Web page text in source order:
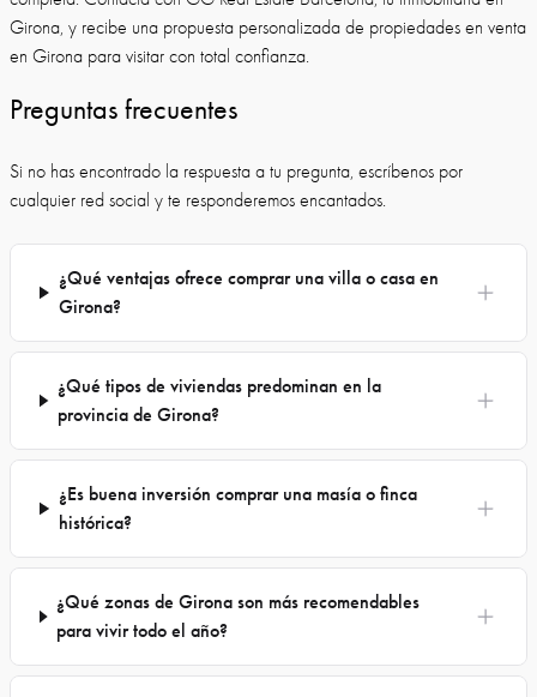
Girona, y recibe una propuesta personalizada de propiedades en venta
en Girona para visitar con total confianza.
Preguntas frecuentes
Si no has encontrado la respuesta a tu pregunta, escríbenos por
cualquier red social y te responderemos encantados.
¿Qué ventajas ofrece comprar una villa o casa en
Girona?
¿Qué tipos de viviendas predominan en la
provincia de Girona?
¿Es buena inversión comprar una masía o finca
histórica?
¿Qué zonas de Girona son más recomendables
para vivir todo el año?